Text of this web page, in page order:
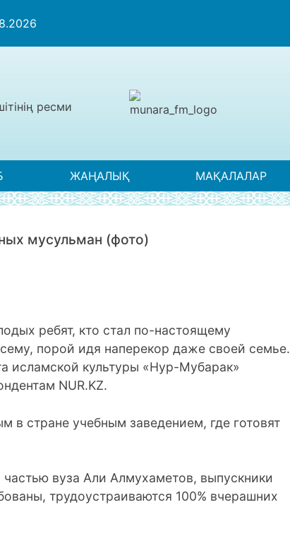
ресми
ЖАҢАЛЫҚ МАҚАЛАЛАР
мусульман (фото)
ребят, кто стал по-настоящему
порой идя наперекор даже своей семье.
исламской культуры «Нур-Мубарак»
NUR.KZ.
в стране учебным заведением, где готовят
вуза Али Алмухаметов, выпускники
трудоустраиваются 100% вчерашних